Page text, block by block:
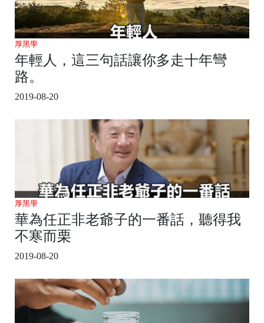
厚黑學
年輕人，這三句話讓你多走十年彎
路。
2019-08-20
厚黑學
華為任正非老爺子的一番話，聽得我
不寒而栗
2019-08-20